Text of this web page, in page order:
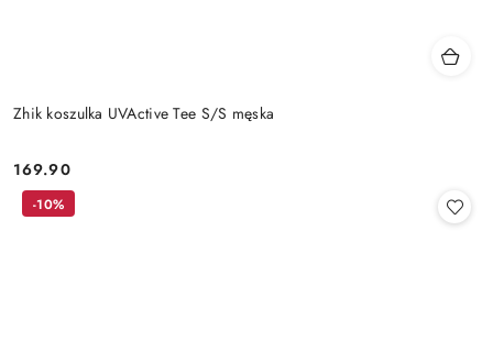
Zhik koszulka UVActive Tee S/S męska
Cena:
169.90
-10%